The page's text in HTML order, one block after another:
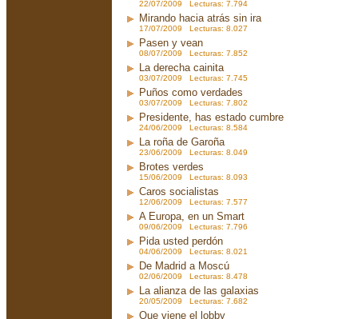
22/07/2009 Lecturas: 7.794
Mirando hacia atrás sin ira
17/07/2009 Lecturas: 8.027
Pasen y vean
08/07/2009 Lecturas: 7.852
La derecha cainita
03/07/2009 Lecturas: 7.745
Puños como verdades
03/07/2009 Lecturas: 7.802
Presidente, has estado cumbre
24/06/2009 Lecturas: 8.584
La roña de Garoña
23/06/2009 Lecturas: 8.049
Brotes verdes
15/06/2009 Lecturas: 8.093
Caros socialistas
12/06/2009 Lecturas: 7.577
A Europa, en un Smart
09/06/2009 Lecturas: 7.796
Pida usted perdón
04/06/2009 Lecturas: 8.021
De Madrid a Moscú
02/06/2009 Lecturas: 8.478
La alianza de las galaxias
20/05/2009 Lecturas: 7.682
Que viene el lobby